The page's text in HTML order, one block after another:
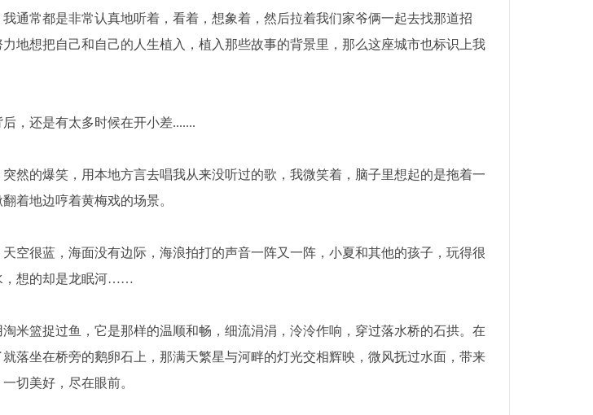
通常都是非常认真地听着，看着，想象着，然后拉着我们家爷俩一起去找那道招
地想把自己和自己的人生植入，植入那些故事的背景里，那么这座城市也标识上我
，还是有太多时候在开小差.......
然的爆笑，用本地方言去唱我从来没听过的歌，我微笑着，脑子里想起的是拖着一
着地边哼着黄梅戏的场景。
空很蓝，海面没有边际，海浪拍打的声音一阵又一阵，小夏和其他的孩子，玩得很
，想的却是龙眠河……
米篮捉过鱼，它是那样的温顺和畅，细流涓涓，泠泠作响，穿过落水桥的石拱。在
落坐在桥旁的鹅卵石上，那满天繁星与河畔的灯光交相辉映，微风抚过水面，带来
切美好，尽在眼前。